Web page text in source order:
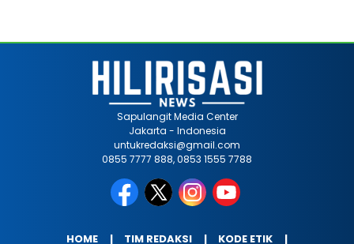
Sapulangit Media Center
Jakarta - Indonesia
untukredaksi@gmail.com
0855 7777 888, 0853 1555 7788
HOME TIM REDAKSI KODE ETIK